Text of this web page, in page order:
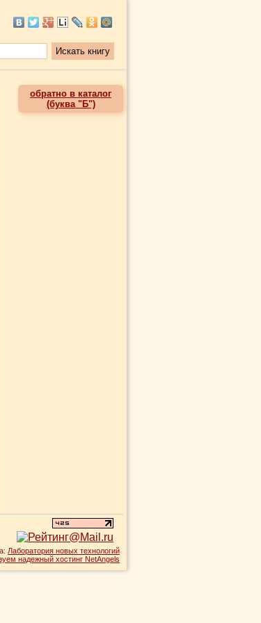
обратно в каталог
(буква "Б")
Лаборатория новых технологий
надежный хостинг NetAngels